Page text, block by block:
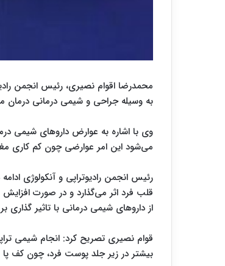
محمدرضا اقوام نصیری، رئیس انجمن
به وسیله جراحی و شیمی درمانی درمان
وی با اشاره به عوارض داروهای شیمی
می‌شود این امر عوارضی چون کم کاری
رئیس انجمن رادیوتراپی و آنکولوژی
قلب فرد اثر می‌گذارد و در صورت
از داروهای شیمی درمانی با تاثیر
قوام نصیری تصریح کرد: انجام شیمی
بیشتر در زیر جلد پوست فرد، چون کف